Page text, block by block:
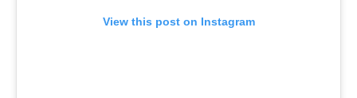
View this post on Instagram